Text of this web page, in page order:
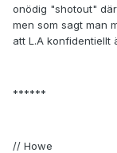
onödig "shotout"
men som sagt man
att L.A konfidentiellt
******
// Howe